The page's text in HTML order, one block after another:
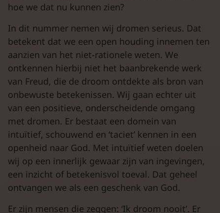
hoe we dat nu kunnen zien?
In dit nummer nemen wij dromen serieus. Dat
betekent dat we een open houding innemen ten
aanzien van het niet-rationele weten. We
ontkennen hierbij niet het baanbrekende werk
van Freud, die de droom ontdekte als bron van
onbewuste betekenissen. Wij gaan echter uit
van een positieve, onderscheidende omgang
met dromen. Er bestaat een domein van
intuïtief, schouwend en ‘taciet’ kennen in een
openheid naar God. Met intuïtief weten doelen
wij op een innerlijk gewaar zijn van ingevingen,
een inzicht of betekenisvol toeval. Dat geheel
ontvangen we als een geschenk van God.
Er zijn mensen die zeggen: ‘Ik droom nooit’. Er